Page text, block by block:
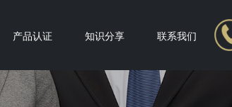
产品认证 知识分享 联系我们